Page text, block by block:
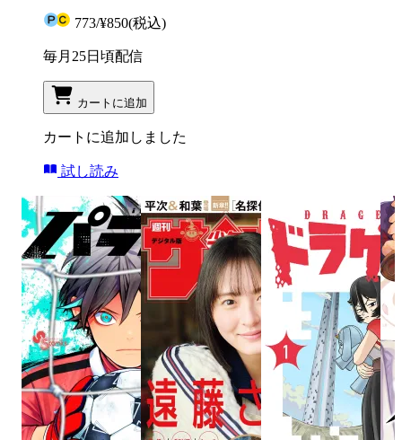
773/¥850(税込)
毎月25日頃配信
カートに追加
カートに追加しました
試し読み